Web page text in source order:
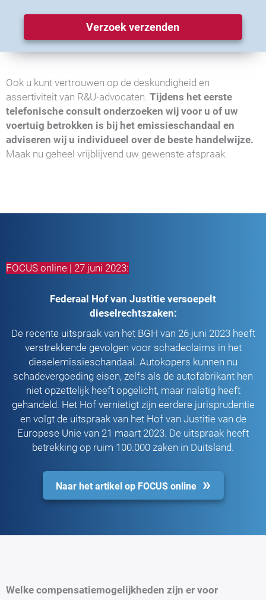
Verzoek verzenden
Ook u kunt vertrouwen op de deskundigheid en
assertiviteit van R&U-advocaten. Tijdens het eerste
telefonische consult onderzoeken wij voor u of uw
voertuig betrokken is bij het emissieschandaal en
adviseren wij u individueel over de beste handelwijze.
Maak nu geheel vrijblijvend uw gewenste afspraak.
FOCUS online | 27 juni 2023:
Federaal Hof van Justitie versoepelt
dieselrechtszaken:
De recente uitspraak van het BGH van 26 juni 2023 heeft
verstrekkende gevolgen voor schadeclaims in het
dieselemissieschandaal. Autokopers kunnen nu
schadevergoeding eisen, zelfs als de autofabrikant hen
niet opzettelijk heeft opgelicht, maar nalatig heeft
gehandeld. Het Hof vernietigt zijn eerdere jurisprudentie
en volgt de uitspraak van het Hof van Justitie van de
Europese Unie van 21 maart 2023. De uitspraak heeft
betrekking op ruim 100.000 zaken in Duitsland.
Naar het artikel op FOCUS online
Welke compensatiemogelijkheden zijn er voor